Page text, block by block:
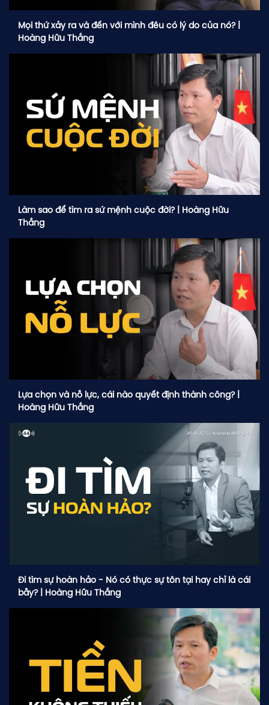
GIỚI THIỆU
BLOG KIẾN THỨC
PODCAST
SÁCH HAY
DỰ ÁN
CỘNG ĐỒNG
LIÊN HỆ
Mọi thứ xảy ra và đến với mình đều có lý do của nó? |
Hoàng Hữu Thắng
Làm sao để tìm ra sứ mệnh cuộc đời? | Hoàng Hữu
Thắng
Lựa chọn và nỗ lực, cái nào quyết định thành công? |
Hoàng Hữu Thắng
Đi tìm sự hoàn hảo - Nó có thực sự tồn tại hay chỉ là cái
bẫy? | Hoàng Hữu Thắng